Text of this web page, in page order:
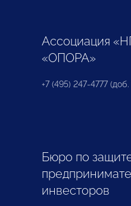
Ассоциация
«ОПОРА»
+7 (495) 247-4777 (доб.
Бюро по
инвесторов